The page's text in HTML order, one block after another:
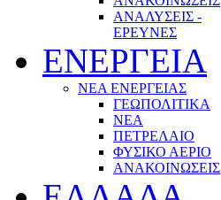
ΑΝΑΛΥΣΕΙΣ -
ΕΡΕΥΝΕΣ
ΕΝΕΡΓΕΙΑ
ΝΕΑ ΕΝΕΡΓΕΙΑΣ
ΓΕΩΠΟΛΙΤΙΚΑ
ΝΕΑ
ΠΕΤΡΕΛΑΙΟ
ΦΥΣΙΚΟ ΑΕΡΙΟ
ΑΝΑΚΟΙΝΩΣΕΙΣ